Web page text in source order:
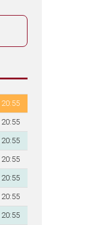
20:55
20:55
20:55
20:55
20:55
20:55
20:55